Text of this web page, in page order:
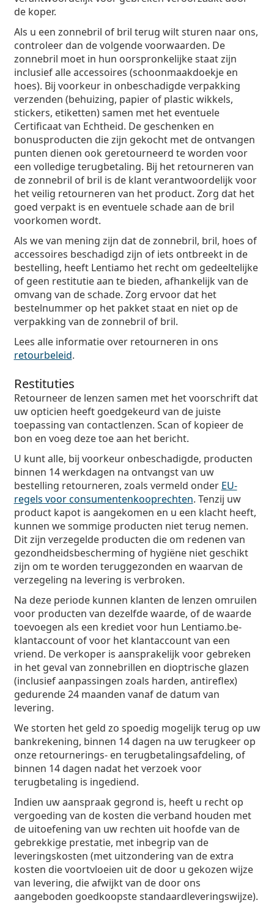
de koper.
Als u een zonnebril of bril terug wilt sturen naar ons,
controleer dan de volgende voorwaarden. De
zonnebril moet in hun oorspronkelijke staat zijn
inclusief alle accessoires (schoonmaakdoekje en
hoes). Bij voorkeur in onbeschadigde verpakking
verzenden (behuizing, papier of plastic wikkels,
stickers, etiketten) samen met het eventuele
Certificaat van Echtheid. De geschenken en
bonusproducten die zijn gekocht met de ontvangen
punten dienen ook geretourneerd te worden voor
een volledige terugbetaling. Bij het retourneren van
de zonnebril of bril is de klant verantwoordelijk voor
het veilig retourneren van het product. Zorg dat het
goed verpakt is en eventuele schade aan de bril
voorkomen wordt.
Als we van mening zijn dat de zonnebril, bril, hoes of
accessoires beschadigd zijn of iets ontbreekt in de
bestelling, heeft Lentiamo het recht om gedeeltelijke
of geen restitutie aan te bieden, afhankelijk van de
omvang van de schade. Zorg ervoor dat het
bestelnummer op het pakket staat en niet op de
verpakking van de zonnebril of bril.
Lees alle informatie over retourneren in ons
retourbeleid.
Restituties
Retourneer de lenzen samen met het voorschrift dat
uw opticien heeft goedgekeurd van de juiste
toepassing van contactlenzen. Scan of kopieer de
bon en voeg deze toe aan het bericht.
U kunt alle, bij voorkeur onbeschadigde, producten
binnen 14 werkdagen na ontvangst van uw
bestelling retourneren, zoals vermeld onder EU-
regels voor consumentenkooprechten. Tenzij uw
product kapot is aangekomen en u een klacht heeft,
kunnen we sommige producten niet terug nemen.
Dit zijn verzegelde producten die om redenen van
gezondheidsbescherming of hygiëne niet geschikt
zijn om te worden teruggezonden en waarvan de
verzegeling na levering is verbroken.
Na deze periode kunnen klanten de lenzen omruilen
voor producten van dezelfde waarde, of de waarde
toevoegen als een krediet voor hun Lentiamo.be-
klantaccount of voor het klantaccount van een
vriend. De verkoper is aansprakelijk voor gebreken
in het geval van zonnebrillen en dioptrische glazen
(inclusief aanpassingen zoals harden, antireflex)
gedurende 24 maanden vanaf de datum van
levering.
We storten het geld zo spoedig mogelijk terug op uw
bankrekening, binnen 14 dagen na uw terugkeer op
onze retournerings- en terugbetalingsafdeling, of
binnen 14 dagen nadat het verzoek voor
terugbetaling is ingediend.
Indien uw aanspraak gegrond is, heeft u recht op
vergoeding van de kosten die verband houden met
de uitoefening van uw rechten uit hoofde van de
gebrekkige prestatie, met inbegrip van de
leveringskosten (met uitzondering van de extra
kosten die voortvloeien uit de door u gekozen wijze
van levering, die afwijkt van de door ons
aangeboden goedkoopste standaardleveringswijze).